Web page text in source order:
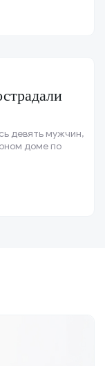
девять мужчин,
доме по